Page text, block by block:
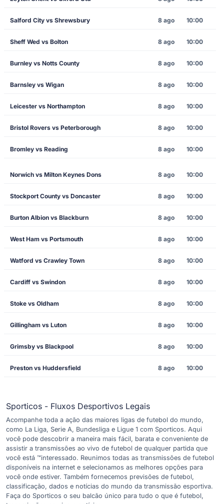
Salford City vs Shrewsbury 8 ago 10:00
Sheff Wed vs Bolton 8 ago 10:00
Burnley vs Notts County 8 ago 10:00
Barnsley vs Wigan 8 ago 10:00
Leicester vs Northampton 8 ago 10:00
Bristol Rovers vs Peterborough 8 ago 10:00
Bromley vs Reading 8 ago 10:00
Norwich vs Milton Keynes Dons 8 ago 10:00
Stockport County vs Doncaster 8 ago 10:00
Burton Albion vs Blackburn 8 ago 10:00
West Ham vs Portsmouth 8 ago 10:00
Watford vs Crawley Town 8 ago 10:00
Cardiff vs Swindon 8 ago 10:00
Stoke vs Oldham 8 ago 10:00
Gillingham vs Luton 8 ago 10:00
Grimsby vs Blackpool 8 ago 10:00
Preston vs Huddersfield 8 ago 10:00
Sporticos - Fluxos Desportivos Legais
Acompanhe toda a ação das maiores ligas de futebol do mundo,
como La Liga, Serie A, Bundesliga e Ligue 1 com Sporticos. Aqui
você pode descobrir a maneira mais fácil, barata e conveniente de
assistir a transmissões ao vivo de futebol de qualquer partida que
você está ™interessado. Reunimos todas as transmissões de futebol
disponíveis na internet e selecionamos as melhores opções para
você onde estiver. Também fornecemos previsões de futebol,
classificação, dados e notícias do mundo da transmissão esportiva.
Faça do Sporticos o seu balcão único para tudo o que é futebol,